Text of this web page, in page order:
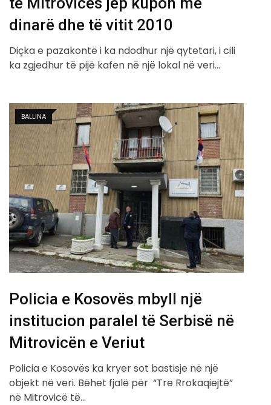
dinarë dhe të vitit 2010
Diçka e pazakontë i ka ndodhur një qytetari, i cili
ka zgjedhur të pijë kafen në një lokal në veri…
BALLINA
Policia e Kosovës mbyll një
institucion paralel të Serbisë në
Mitrovicën e Veriut
Policia e Kosovës ka kryer sot bastisje në një
objekt në veri. Bëhet fjalë për “Tre Rrokaqiejtë”
në Mitrovicë të…